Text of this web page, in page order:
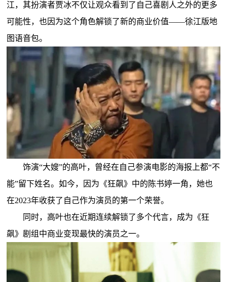
江，其扮演者贾冰不仅让观众看到了自己喜剧人之外的更多
可能性，也因为这个角色解锁了新的商业价值——徐江版地
图语音包。
饰演“大嫂”的高叶，曾经在自己参演电影的海报上都“不
能”留下姓名。如今，因为《狂飙》中的陈书婷一角，她也
在2023年收获了自己作为演员的第一个荣誉。
同时，高叶也在近期连续解锁了多个代言，成为《狂
飙》剧组中商业变现最快的演员之一。